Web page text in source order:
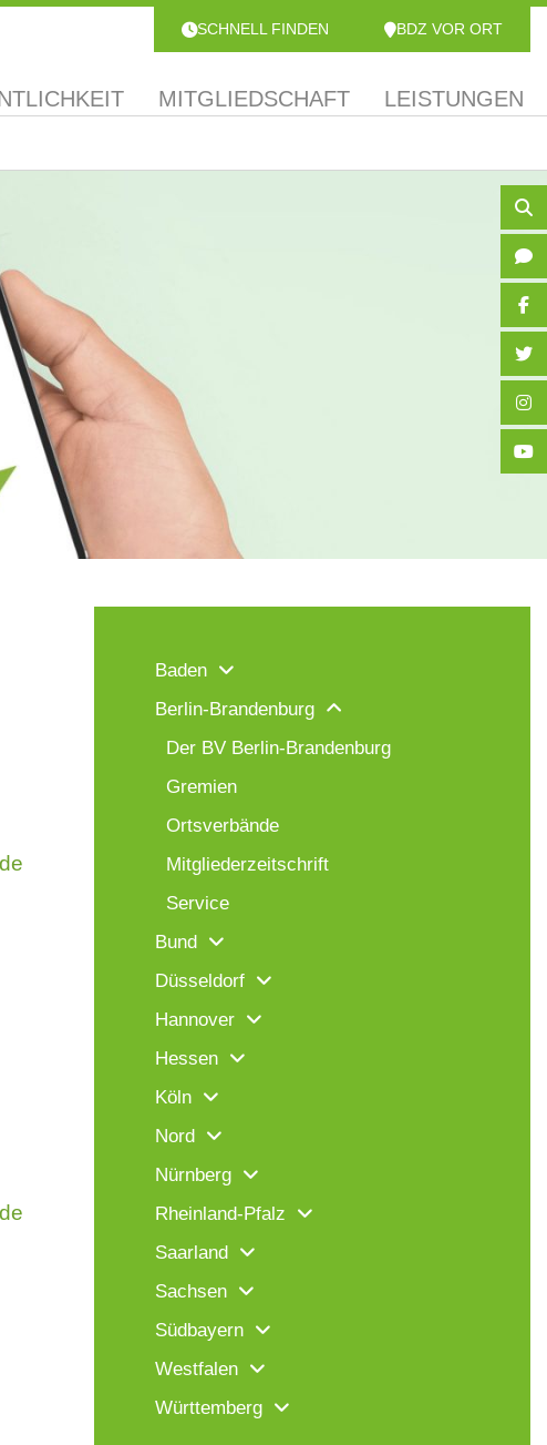
SCHNELL FINDEN BDZ VOR ORT
MITGLIEDSCHAFT LEISTUNGEN
Baden
Berlin-Brandenburg
Der BV Berlin-Brandenburg
Gremien
Ortsverbände
Mitgliederzeitschrift
Service
Bund
Düsseldorf
Hannover
Hessen
Köln
Nord
Nürnberg
Rheinland-Pfalz
Saarland
Sachsen
Südbayern
Westfalen
Württemberg